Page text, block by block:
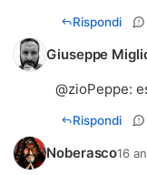
Rispondi
Giuseppe
@zioPeppe:
Rispondi
Noberasco16